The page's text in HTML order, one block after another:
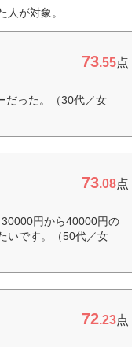
が対象。
73.55点
だった。（30代／女
73.08点
円から40000円の
いです。（50代／女
72.23点